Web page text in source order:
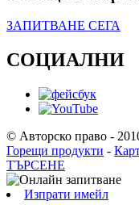
ЗАПИТВАНЕ СЕГА
СОЦИАЛНИ
© Авторско право -
Горещи продукти -
ТЪРСЕНЕ
Изпрати имейл